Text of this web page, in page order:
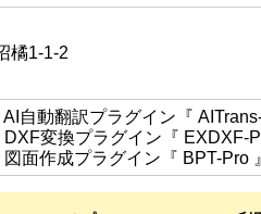
橘1-1-2
自動翻訳プラグイン『
変換プラグイン『 EXDXF-
面作成プラグイン『 BPT-Pro 』